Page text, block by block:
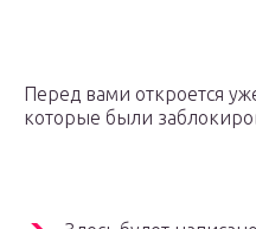
Перед вами откроется
которые были